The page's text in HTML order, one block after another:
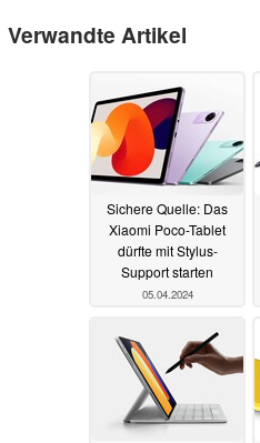
Verwandte Artikel
Sichere Quelle: Das
Xiaomi Poco-Tablet
dürfte mit Stylus-
Support starten
05.04.2024